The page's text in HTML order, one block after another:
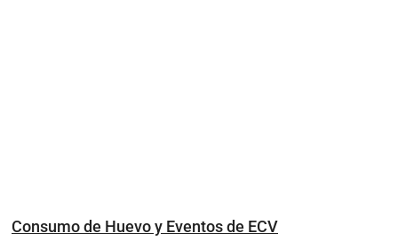
Consumo de Huevo y Eventos de ECV